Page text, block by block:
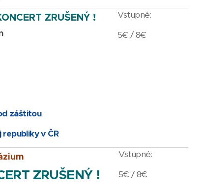
ZRUŠENÝ !
záštitou
v ČR
Vstupné:
5€ / 8€
ZRUŠENÝ !
Vstupné:
5€ / 8€